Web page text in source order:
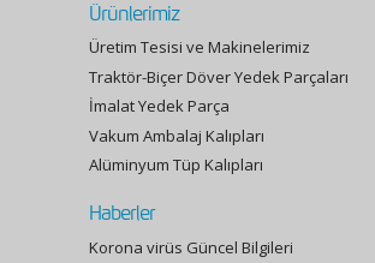
Ürünlerimiz
Üretim Tesisi ve Makinelerimiz
Traktör-Biçer Döver Yedek Parçaları
İmalat Yedek Parça
Vakum Ambalaj Kalıpları
Alüminyum Tüp Kalıpları
Haberler
Korona virüs Güncel Bilgileri